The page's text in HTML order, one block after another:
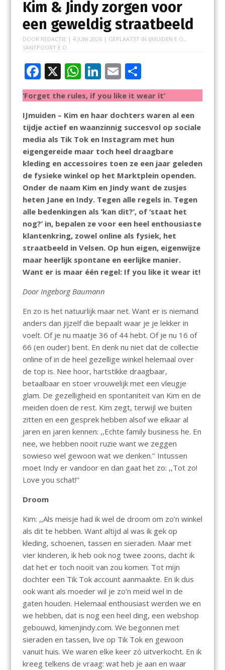
Kim & Jindy zorgen voor
een geweldig straatbeeld
DOOR REDACTIE | 4 JUNI 2026| GEPLAATST IN IJMUIDEN E.O. ,
SANTPOORT E.O.
F
ac
e
b
o
o
k
X W
h
at
s
A
p
p
Li
n
k
e
dI
n
E
m
ai
l
D
el
e
n
‘Forget the rules, if you like it wear it’
IJmuiden – Kim en haar dochters waren al een
tijdje actief en waanzinnig succesvol op sociale
media als Tik Tok en Instagram met hun
eigengereide maar toch heel draagbare
kleding en accessoires toen ze een jaar geleden
de fysieke winkel op het Marktplein openden.
Onder de naam Kim en Jindy want de zusjes
heten Jane en Indy. Tegen alle regels in. Tegen
alle bedenkingen als ‘kan dit?’, of ‘staat het
nog?’ in, bepalen ze voor een heel enthousiaste
klantenkring, zowel online als fysiek, het
straatbeeld in Velsen. Op hun eigen, eigenwijze
maar heerlijk spontane en eerlijke manier.
Want er is maar één regel: If you like it wear it!
Door Ingeborg Baumann
En zo is het natuurlijk maar net. Want er is niemand
anders dan jijzelf die bepaalt waar je je lekker in
voelt. Of je nu maatje 36 of 44 hebt. Of je nu 16 of
66 (en ouder) bent. En denk nu niet dat de collectie
online of in de heel gezellige winkel helemaal over
de top is. Nee hoor, hartstikke draagbaar,
betaalbaar en stoer vrouwelijk met een vleugje
glam. De gezelligheid en spontaniteit van Kim en de
meiden doen de rest. Kim zegt, terwijl we buiten
zitten en een gesprek hebben alsof we elkaar al
jaren en jaren kennen: ,,Echte family business he. En
nee, we hebben nooit ruzie want we zeggen
sowieso wel gewoon wat we denken.’’ Intussen
moet Indy er vandoor en dan gaat het zo: ,,Tot zo!
Love you schat!’’
Droom
Kim: ,,Als meisje had ik wel de droom om zo’n winkel
als dit te hebben. Want altijd al was ik gek op
kleding, schoenen, tassen en sieraden. Maar met
vier kinderen, ik heb ook nog twee zoons, dacht ik
dat het er toch nooit van zou komen. Tot mijn
dochter een Tik Tok account aanmaakte. En ik dus
ook want als moeder wil je zo’n meid wel in de
gaten houden. Helemaal enthousiast werden we en
we hebben, dat is nog een heel ding, een webshop
gebouwd, kimenjindy.com. We begonnen met
sieraden en tassen, live op Tik Tok en gewoon
vanuit huis. We waren elke keer zó uitverkocht. En ik
kreeg telkens de vraag: wat heb je aan en waar